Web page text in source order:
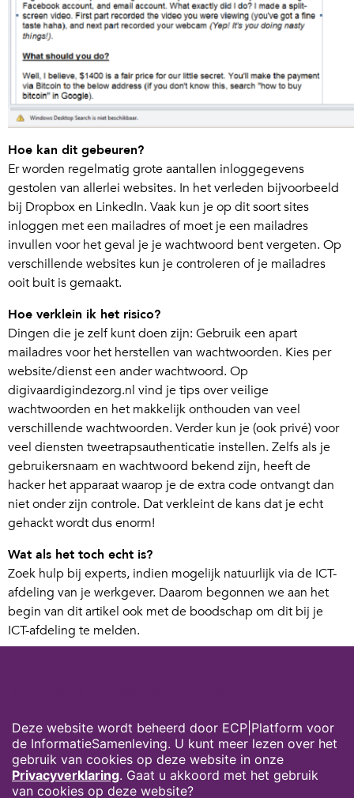
Hoe kan dit gebeuren?
Er worden regelmatig grote aantallen inloggegevens
gestolen van allerlei websites. In het verleden bijvoorbeeld
bij Dropbox en LinkedIn. Vaak kun je op dit soort sites
inloggen met een mailadres of moet je een mailadres
invullen voor het geval je je wachtwoord bent vergeten. Op
verschillende websites kun je controleren of je mailadres
ooit buit is gemaakt.
Hoe verklein ik het risico?
Dingen die je zelf kunt doen zijn: Gebruik een apart
mailadres voor het herstellen van wachtwoorden. Kies per
website/dienst een ander wachtwoord. Op
digivaardigindezorg.nl vind je tips over veilige
wachtwoorden en het makkelijk onthouden van veel
verschillende wachtwoorden. Verder kun je (ook privé) voor
veel diensten tweetrapsauthenticatie instellen. Zelfs als je
gebruikersnaam en wachtwoord bekend zijn, heeft de
hacker het apparaat waarop je de extra code ontvangt dan
niet onder zijn controle. Dat verkleint de kans dat je echt
gehackt wordt dus enorm!
Wat als het toch echt is?
Zoek hulp bij experts, indien mogelijk natuurlijk via de ICT-
afdeling van je werkgever. Daarom begonnen we aan het
begin van dit artikel ook met de boodschap om dit bij je
ICT-afdeling te melden.
verwachten…
Auteur: Daan Brinkhuis is concern information security
officer bij ’s Heeren Loo
Deze website wordt beheerd door ECP|Platform voor
de InformatieSamenleving. U kunt meer lezen over het
gebruik van cookies op deze website in onze
Privacyverklaring. Gaat u akkoord met het gebruik
van cookies op deze website?